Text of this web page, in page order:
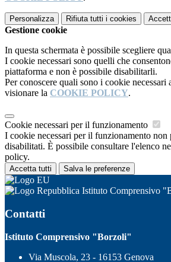
Personalizza Rifiuta tutti i cookies
Gestione cookie
In questa schermata è possibile scegliere
I cookie necessari sono quelli che
piattaforma e non è possibile disabilitarli.
Per conoscere quali sono i cookie necessari
visionare la COOKIE POLICY.
Cookie necessari per il funzionamento
I cookie necessari per il funzionamento non
disabilitati. È possibile consultare l'elenco
policy.
Accetta tutti Salva le preferenze
Istituto Comprensivo
Contatti
Istituto Comprensivo "Borzoli"
Via Muscola, 23 - 16153 Genova